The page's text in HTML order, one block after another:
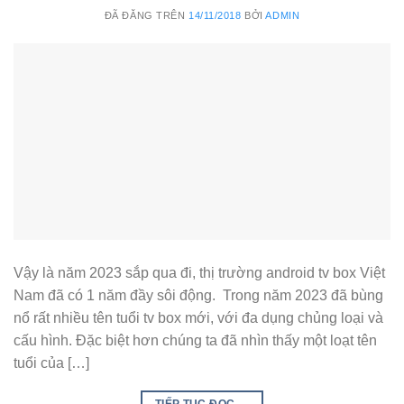
ĐÃ ĐĂNG TRÊN 14/11/2018 BỞIADMIN
Vậy là năm 2023 sắp qua đi, thị trường android tv box Việt
Nam đã có 1 năm đầy sôi động. Trong năm 2023 đã bùng
nổ rất nhiều tên tuổi tv box mới, với đa dụng chủng loại và
cấu hình. Đặc biệt hơn chúng ta đã nhìn thấy một loạt tên
tuổi của […]